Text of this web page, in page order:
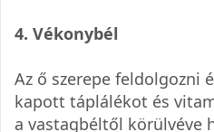
4. Vékonybél
Az ő szerepe feldolgozni
kapott táplálékot és
a vastagbéltől körülvéve